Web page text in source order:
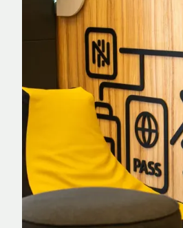
Nomad Explorer
Cartão de crédito
em dólar